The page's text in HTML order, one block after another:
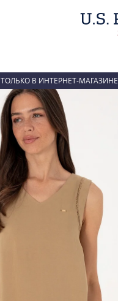
ТОЛЬКО В ИНТЕРНЕТ-МАГАЗИНЕ